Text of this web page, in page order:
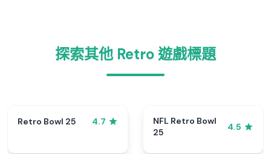
探索其他 Retro 遊戲標題
Retro Bowl 25 4.7
NFL Retro Bowl
25
4.5